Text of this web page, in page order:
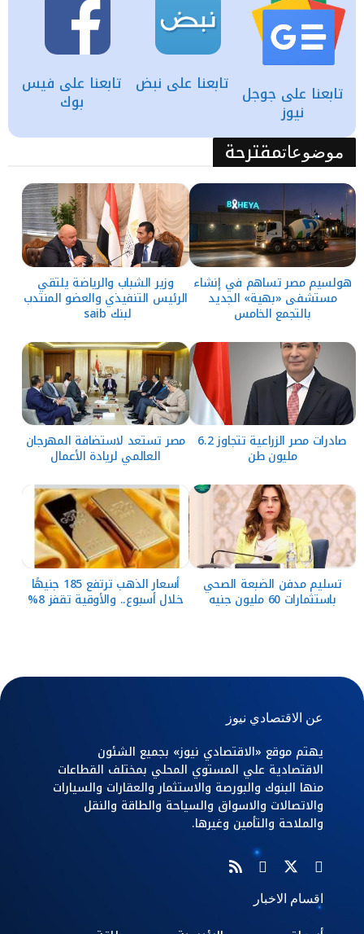
تابعنا على فيس
بوك
تابعنا على نبض تابعنا على جوجل
نيوز
موضوعاتمقترحة
هولسيم مصر تساهم في إنشاء
مستشفى «بهية» الجديد
بالتجمع الخامس
وزير الشباب والرياضة يلتقي
الرئيس التنفيذي والعضو المنتدب
لبنك saib
صادرات مصر الزراعية تتجاوز 6.2
مليون طن
مصر تستعد لاستضافة المهرجان
العالمي لريادة الأعمال
تسليم مدفن الضبعة الصحي
باستثمارات 60 مليون جنيه
أسعار الذهب ترتفع 185 جنيهًا
خلال أسبوع.. والأوقية تقفز 8%
عن الاقتصادي نيوز
يهتم موقع «الاقتصادي نيوز» بجميع الشئون
الاقتصادية علي المستوي المحلي بمختلف القطاعات
منها البنوك والبورصة والاستثمار والعقارات والسيارات
والاتصالات والاسواق والسياحة والطاقة والنقل
والملاحة والتأمين وغيرها.
اقسام الاخبار